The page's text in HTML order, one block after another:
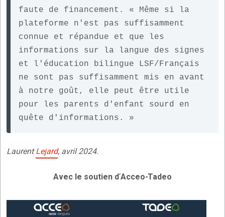
faute de financement. « Même si la
plateforme n'est pas suffisamment
connue et répandue et que les
informations sur la langue des signes
et l'éducation bilingue LSF/Français
ne sont pas suffisamment mis en avant
à notre goût, elle peut être utile
pour les parents d'enfant sourd en
quête d'informations. »
LaurentLejard, avril 2024.
Avec le soutien d‘Acceo-Tadeo